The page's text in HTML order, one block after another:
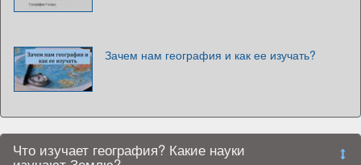
Зачем нам география и как ее изучать?
Что изучает география? Какие науки